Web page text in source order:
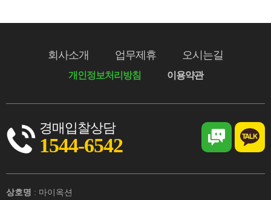
회사소개 업무제휴 오시는길
개인정보처리방침 이용약관
경매입찰상담
1544-6542
상호명 : 마이옥션